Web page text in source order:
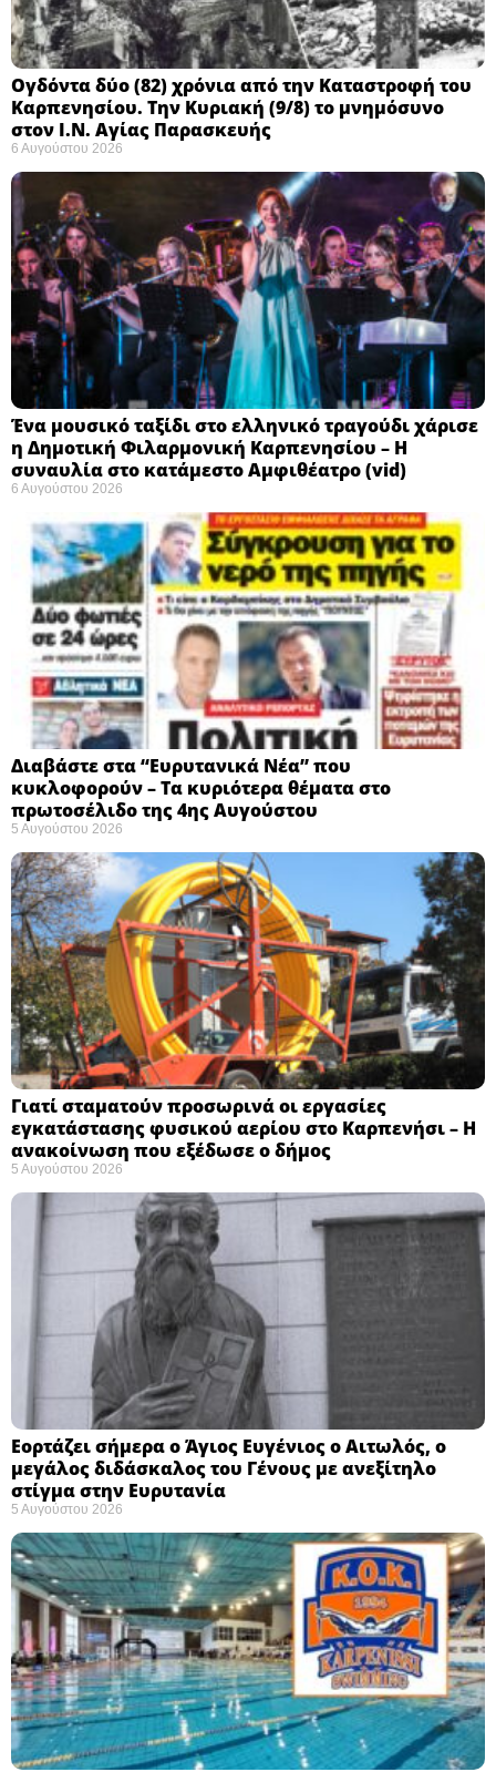
Ογδόντα δύο (82) χρόνια από την Καταστροφή του
Καρπενησίου. Την Κυριακή (9/8) το μνημόσυνο
στον Ι.Ν. Αγίας Παρασκευής
6 Αυγούστου 2026
Ένα μουσικό ταξίδι στο ελληνικό τραγούδι χάρισε
η Δημοτική Φιλαρμονική Καρπενησίου – Η
συναυλία στο κατάμεστο Αμφιθέατρο (vid)
6 Αυγούστου 2026
Διαβάστε στα “Ευρυτανικά Νέα” που
κυκλοφορούν – Τα κυριότερα θέματα στο
πρωτοσέλιδο της 4ης Αυγούστου
5 Αυγούστου 2026
Γιατί σταματούν προσωρινά οι εργασίες
εγκατάστασης φυσικού αερίου στο Καρπενήσι – Η
ανακοίνωση που εξέδωσε ο δήμος
5 Αυγούστου 2026
Εορτάζει σήμερα ο Άγιος Ευγένιος ο Αιτωλός, ο
μεγάλος διδάσκαλος του Γένους με ανεξίτηλο
στίγμα στην Ευρυτανία
5 Αυγούστου 2026